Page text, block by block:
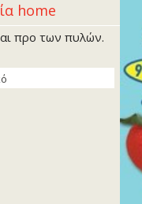
home
προ των πυλών.